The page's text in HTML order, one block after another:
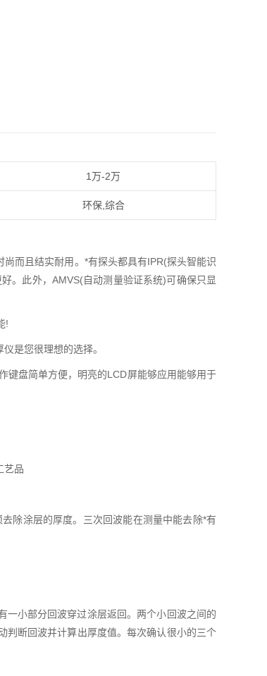
1万-2万
环保,综合
而且结实耐用。*有探头都具有IPR(探头智能识
。此外，AMVS(自动测量验证系统)可确保只显
!
是您很理想的选择。
键盘简单方便，明亮的LCD屏能够应用能够用于
艺品
除涂层的厚度。三次回波能在测量中能去除*有
一小部分回波穿过涂层返回。两个小回波之间的
判断回波并计算出厚度值。每次确认很小的三个